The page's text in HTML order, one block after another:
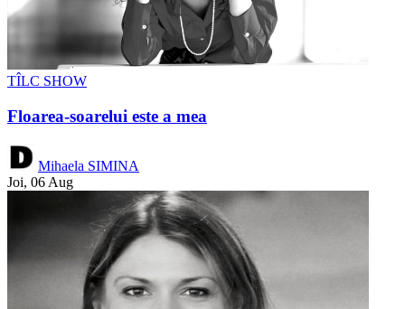
TÎLC SHOW
Floarea-soarelui este a mea
Mihaela SIMINA
Joi, 06 Aug